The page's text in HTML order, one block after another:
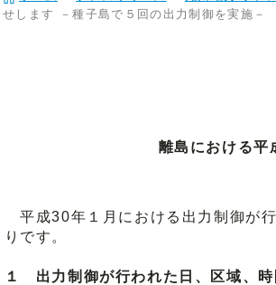
せします －種子島で５回の出力制御を実施－
離島における平
平成30年１月における出力制御が
りです。
１ 出力制御が行われた日、区域、